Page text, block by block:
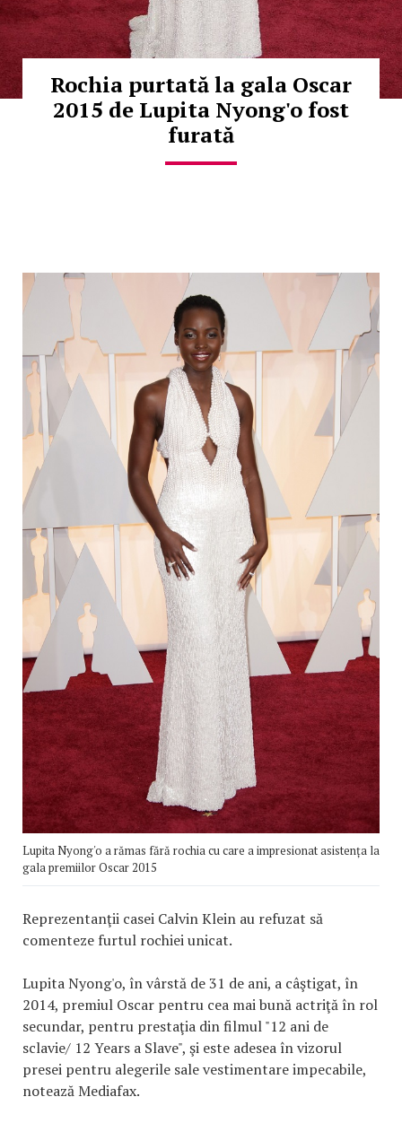
Rochia purtată la gala Oscar
2015 de Lupita Nyong'o fost
furată
Lupita Nyong'o a rămas fără rochia cu care a impresionat asistența la
gala premiilor Oscar 2015
Reprezentanţii casei Calvin Klein au refuzat să
comenteze furtul rochiei unicat.
Lupita Nyong'o, în vârstă de 31 de ani, a câştigat, în
2014, premiul Oscar pentru cea mai bună actriţă în rol
secundar, pentru prestaţia din filmul "12 ani de
sclavie/ 12 Years a Slave", şi este adesea în vizorul
presei pentru alegerile sale vestimentare impecabile,
notează Mediafax.